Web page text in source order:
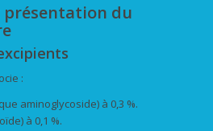
du
:
aminoglycoside) à 0,3 %.
à 0,1 %.